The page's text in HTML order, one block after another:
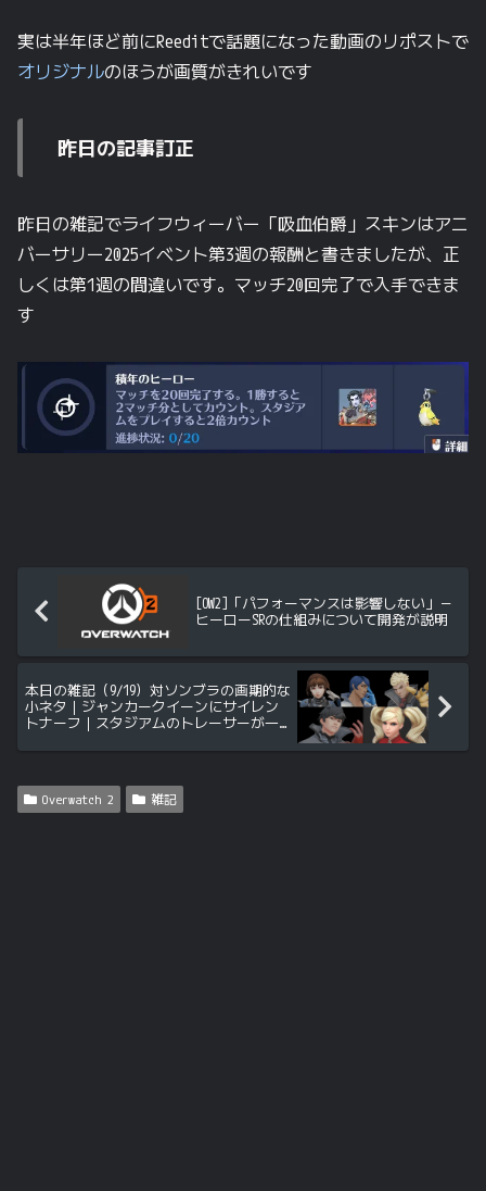
実は半年ほど前にReeditで話題になった動画のリポストで
オリジナルのほうが画質がきれいです
昨日の記事訂正
昨日の雑記でライフウィーバー「吸血伯爵」スキンはアニ
バーサリー2025イベント第3週の報酬と書きましたが、正
しくは第1週の間違いです。マッチ20回完了で入手できま
す
[OW2]「パフォーマンスは影響しない」－
ヒーローSRの仕組みについて開発が説明
本日の雑記（9/19）対ソンブラの画期的な
小ネタ｜ジャンカークイーンにサイレン
トナーフ｜スタジアムのトレーサーが一
弾 ほか
Overwatch 2 雑記